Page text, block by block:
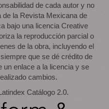
de cada autor y no
de la Revista Mexicana de
bajo una licencia Creative
la reproducción parcial o
de la obra, incluyendo el
que se dé crédito de
un enlace a la licencia y se
cambios.
Catálogo 2.0.